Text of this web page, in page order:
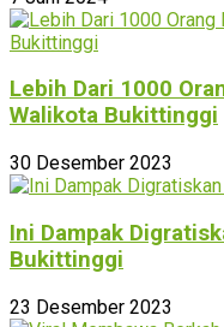
Lebih Dari 1000
Walikota Bukittinggi
30 Desember 2023
Ini Dampak
Bukittinggi
23 Desember 2023